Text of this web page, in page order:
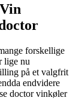
forskellige
lige nu
på et valgfrit
endvidere
doctor vinkøler